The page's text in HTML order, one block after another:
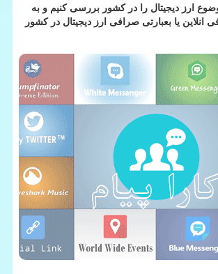
ارز دیجیتال را در كشور بررسی كنیم و به
انلاین یا بعبارتی صرافی ارز دیجیتال در كشور